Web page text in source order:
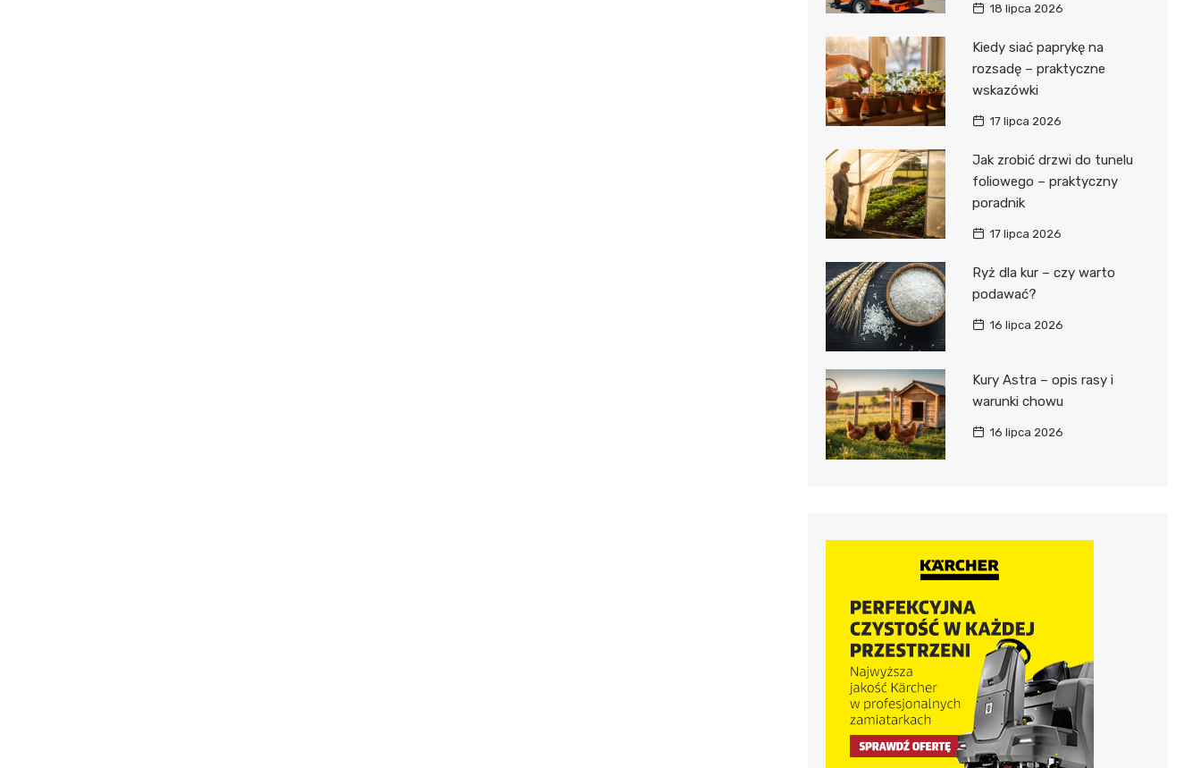
18 lipca 2026
Kiedy siać paprykę na
rozsadę – praktyczne
wskazówki
17 lipca 2026
Jak zrobić drzwi do tunelu
foliowego – praktyczny
poradnik
17 lipca 2026
Ryż dla kur – czy warto
podawać?
16 lipca 2026
Kury Astra – opis rasy i
warunki chowu
16 lipca 2026